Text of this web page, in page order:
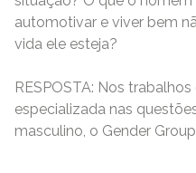
automotivar e viver bem
vida ele esteja?
RESPOSTA: Nos
especializada nas
masculino, o Gender Group